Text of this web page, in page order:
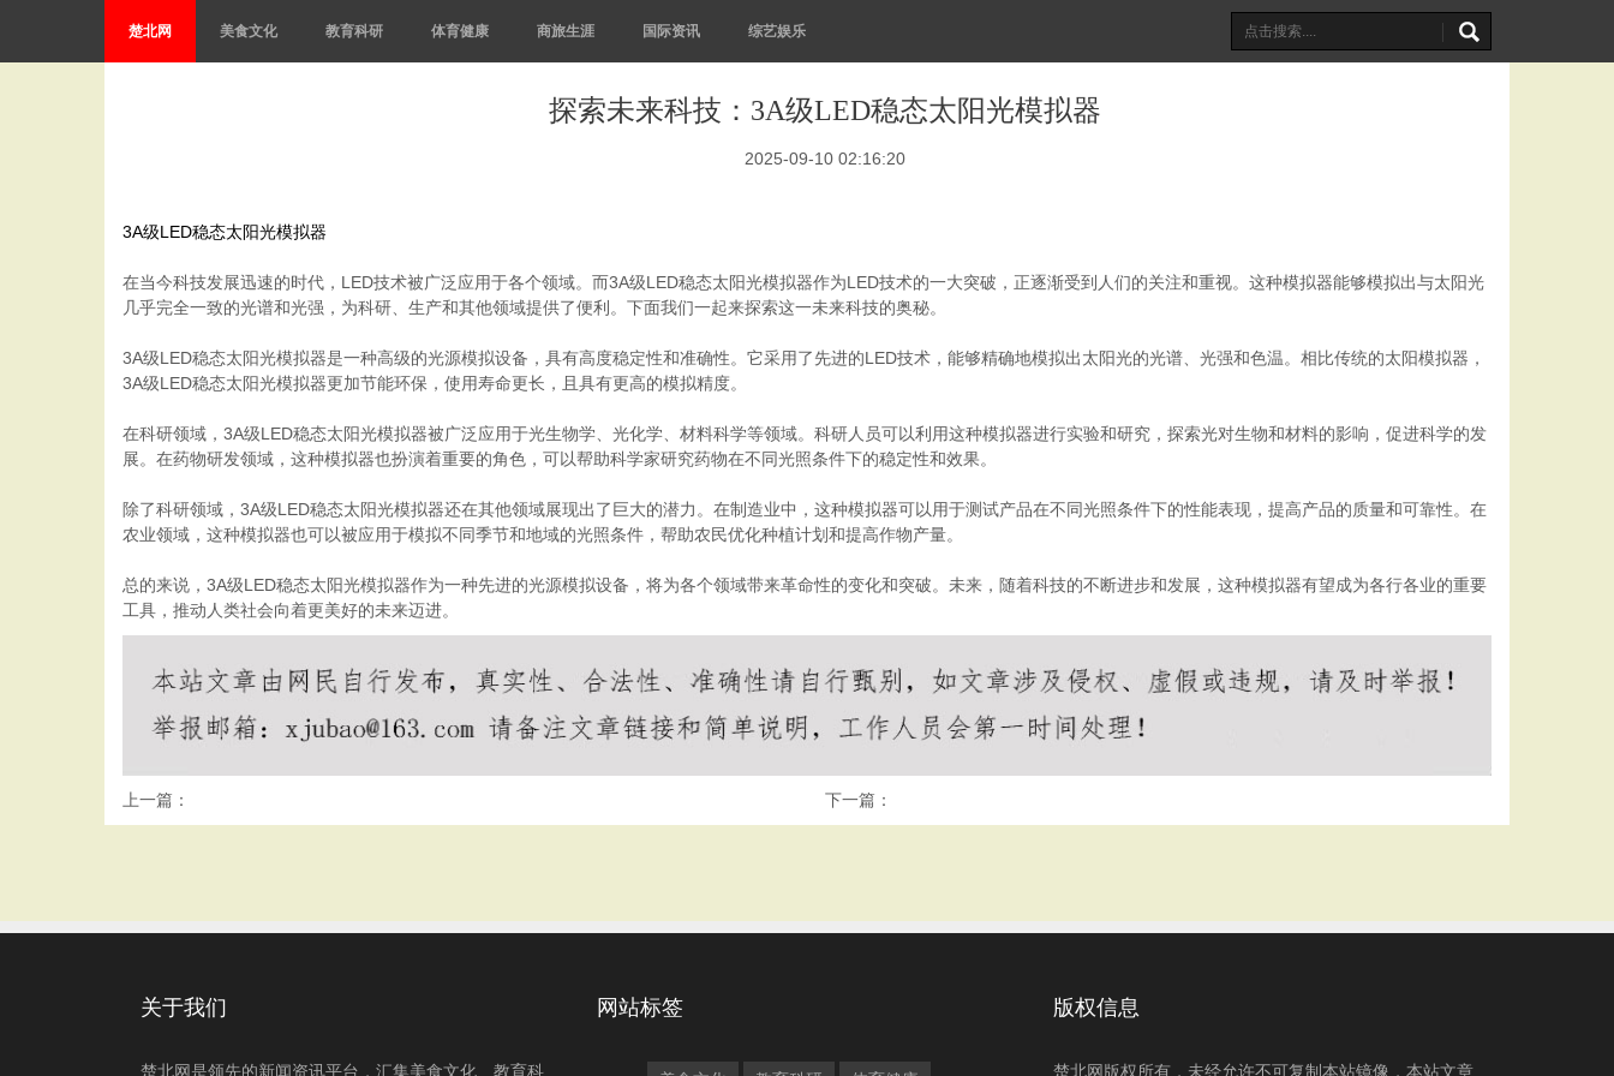
楚北网 美食文化 教育科研 体育健康 商旅生涯 国际资讯 综艺娱乐
探索未来科技：3A级LED稳态太阳光模拟器
2025-09-10 02:16:20
3A级LED稳态太阳光模拟器
在当今科技发展迅速的时代，LED技术被广泛应用于各个领域。而3A级LED稳态太阳光模拟器作为LED技术的一大突破，正逐渐受到人们的关注和重视。这种模拟器能够模拟出与太阳光
几乎完全一致的光谱和光强，为科研、生产和其他领域提供了便利。下面我们一起来探索这一未来科技的奥秘。
3A级LED稳态太阳光模拟器是一种高级的光源模拟设备，具有高度稳定性和准确性。它采用了先进的LED技术，能够精确地模拟出太阳光的光谱、光强和色温。相比传统的太阳模拟器，
3A级LED稳态太阳光模拟器更加节能环保，使用寿命更长，且具有更高的模拟精度。
在科研领域，3A级LED稳态太阳光模拟器被广泛应用于光生物学、光化学、材料科学等领域。科研人员可以利用这种模拟器进行实验和研究，探索光对生物和材料的影响，促进科学的发
展。在药物研发领域，这种模拟器也扮演着重要的角色，可以帮助科学家研究药物在不同光照条件下的稳定性和效果。
除了科研领域，3A级LED稳态太阳光模拟器还在其他领域展现出了巨大的潜力。在制造业中，这种模拟器可以用于测试产品在不同光照条件下的性能表现，提高产品的质量和可靠性。在
农业领域，这种模拟器也可以被应用于模拟不同季节和地域的光照条件，帮助农民优化种植计划和提高作物产量。
总的来说，3A级LED稳态太阳光模拟器作为一种先进的光源模拟设备，将为各个领域带来革命性的变化和突破。未来，随着科技的不断进步和发展，这种模拟器有望成为各行各业的重要
工具，推动人类社会向着更美好的未来迈进。
上一篇： 下一篇：
关于我们
楚北网是领先的新闻资讯平台，汇集美食文化、教育科
网站标签 版权信息
楚北网版权所有，未经允许不可复制本站镜像，本站文章